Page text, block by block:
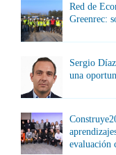
Red de
Greenrec:
Sergio
una
evaluación